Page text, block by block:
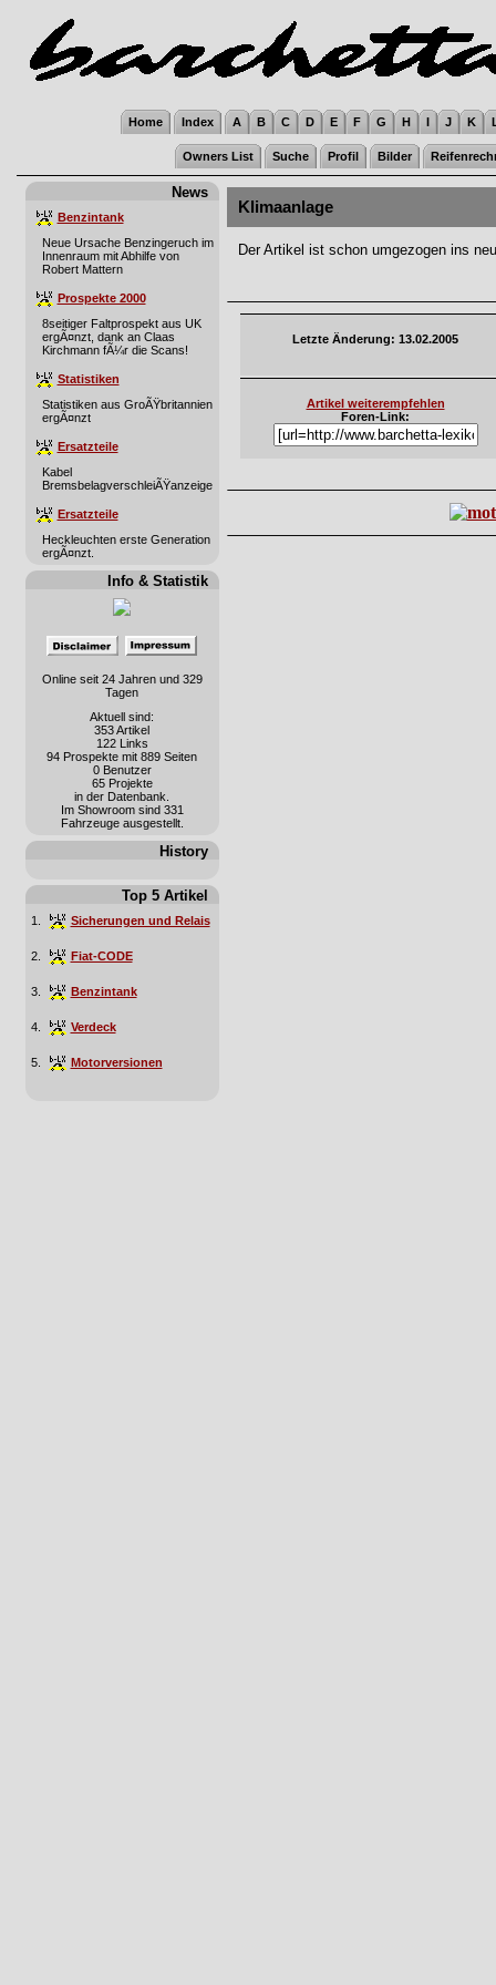
Home Index A B C D E F G H I J K
Owners List Suche Profil Bilder
News
Benzintank
Neue Ursache Benzingeruch im
Innenraum mit Abhilfe von
Robert Mattern
Prospekte 2000
8seitiger Faltprospekt aus UK
ergÃ¤nzt, dank an Claas
Kirchmann fÃ¼r die Scans!
Statistiken
Statistiken aus GroÃŸbritannien
ergÃ¤nzt
Ersatzteile
Kabel
BremsbelagverschleiÃŸanzeige
Ersatzteile
Heckleuchten erste Generation
ergÃ¤nzt.
Info & Statistik
Online seit 24 Jahren und 329
Tagen
Aktuell sind:
353 Artikel
122 Links
94 Prospekte mit 889 Seiten
0 Benutzer
65 Projekte
in der Datenbank.
Im Showroom sind 331
Fahrzeuge ausgestellt.
History
Top 5 Artikel
1. Sicherungen und Relais
2. Fiat-CODE
3. Benzintank
4. Verdeck
5. Motorversionen
Klimaanlage
Der Artikel ist schon umgezogen ins
Letzte Änderung: 13.02.2005
Artikel weiterempfehlen
Foren-Link: